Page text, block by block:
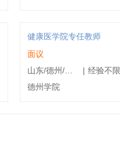
健康医学院专任教师
面议
| 经验不限
德州学院